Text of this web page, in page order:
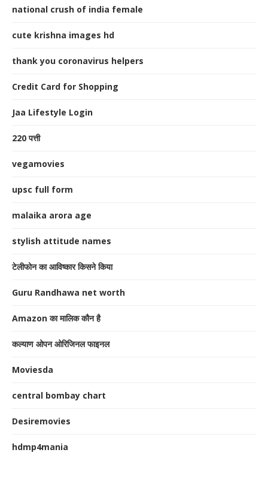
national crush of india female
cute krishna images hd
thank you coronavirus helpers
Credit Card for Shopping
Jaa Lifestyle Login
220 पत्ती
vegamovies
upsc full form
malaika arora age
stylish attitude names
टेलीफोन का आविष्कार किसने किया
Guru Randhawa net worth
Amazon का मालिक कौन है
कल्याण ओपन ओरिजिनल फाइनल
Moviesda
central bombay chart
Desiremovies
hdmp4mania